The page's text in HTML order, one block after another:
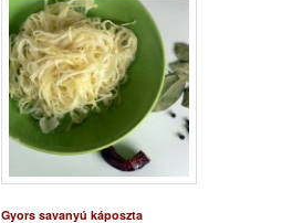
Gyors savanyú káposzta